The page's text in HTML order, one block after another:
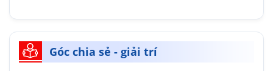
Góc chia sẻ - giải trí